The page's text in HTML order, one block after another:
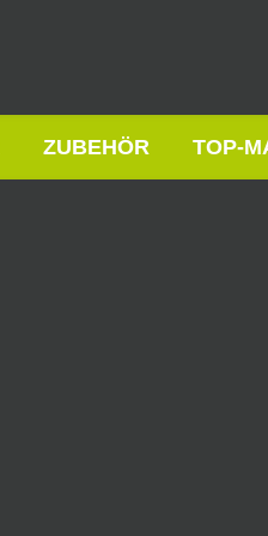
ZUBEHÖR TOP-